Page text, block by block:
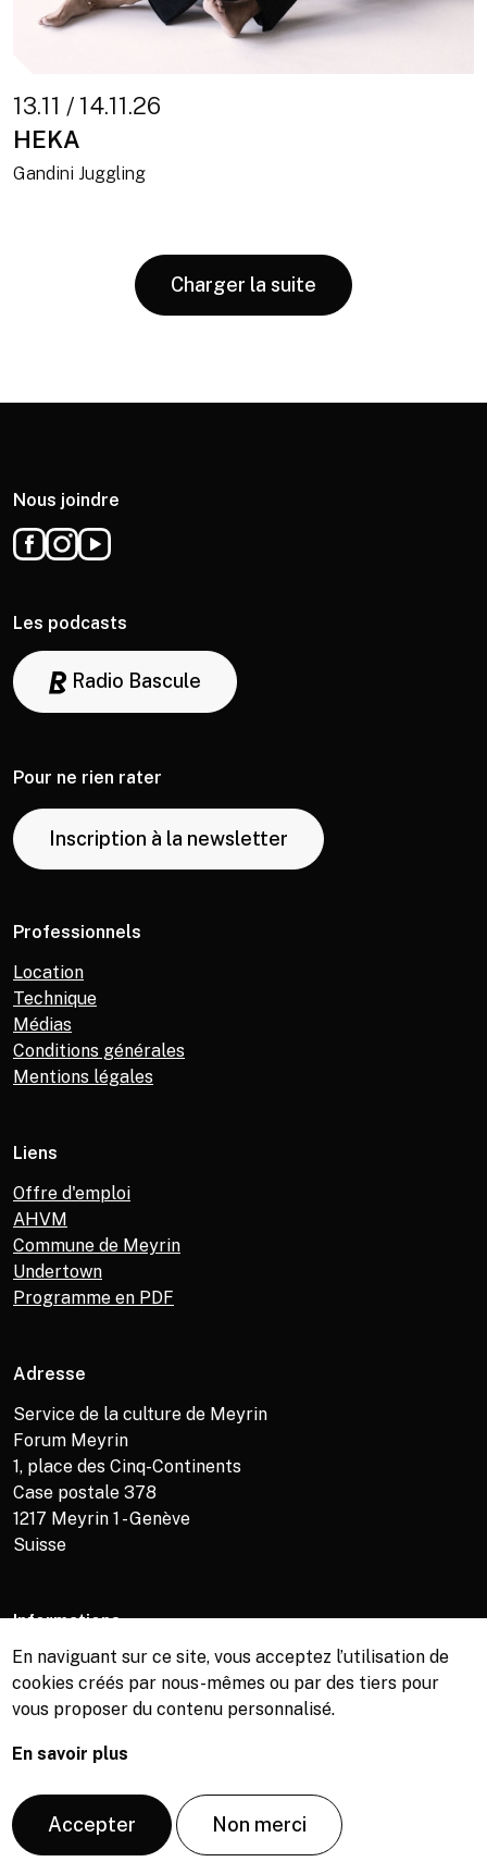
13.11 / 14.11.26
HEKA
Gandini Juggling
Charger la suite
Nous joindre
Les podcasts
Radio Bascule
Pour ne rien rater
Inscription à la newsletter
Professionnels
Location
Technique
Médias
Conditions générales
Mentions légales
Liens
Offre d'emploi
AHVM
Commune de Meyrin
Undertown
Programme en PDF
Adresse
Service de la culture de Meyrin
Forum Meyrin
1, place des Cinq-Continents
Case postale 378
1217 Meyrin 1 - Genève
Suisse
Informations
Service de la culture +41 (0)22 989 16 69
Billetterie +41 (0)22 989 34 34
Bibliothèque +41 (0)22 989 34 74
© Copyright, Service de la culture de Meyrin, 2026
En naviguant sur ce site, vous acceptez l’utilisation de
cookies créés par nous-mêmes ou par des tiers pour
vous proposer du contenu personnalisé.
En savoir plus
Accepter Non merci